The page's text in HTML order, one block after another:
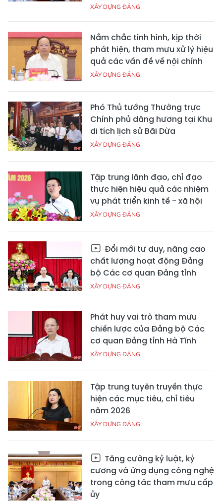
XÂY DỰNG ĐẢNG
Nắm chắc tình hình, kịp thời
phát hiện, tham mưu xử lý hiệu
quả các vấn đề về nội chính
XÂY DỰNG ĐẢNG
Phó Thủ tướng Thường trực
Chính phủ dâng hương tại Khu
di tích lịch sử Bãi Dừa
XÂY DỰNG ĐẢNG
Tập trung lãnh đạo, chỉ đạo
thực hiện hiệu quả các nhiệm
vụ phát triển kinh tế - xã hội
XÂY DỰNG ĐẢNG
Đổi mới tư duy, nâng cao
chất lượng hoạt động Đảng
bộ Các cơ quan Đảng tỉnh
XÂY DỰNG ĐẢNG
Phát huy vai trò tham mưu
chiến lược của Đảng bộ Các
cơ quan Đảng tỉnh Hà Tĩnh
XÂY DỰNG ĐẢNG
Tập trung tuyên truyền thực
hiện các mục tiêu, chỉ tiêu
năm 2026
XÂY DỰNG ĐẢNG
Tăng cường kỷ luật, kỷ
cương và ứng dụng công nghệ
trong công tác tham mưu cấp
ủy